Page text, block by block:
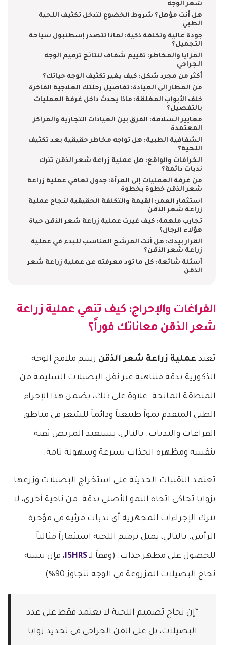
شعر الوجه
هل أنت مؤهل؟ شروط الخضوع لتدخل تكثيف اللحية
الطبي
جودة عالية وتكلفة ذكية: لماذا تتصدر إسطنبول سياحة
التجميل؟
المزايا والمخاطر: تقييم شفاف لنتائج ترميم الوجه
الجراحي
أكثر من مجرد شكل: كيف يغير تكثيف الوجه حياتك؟
من المطار إلى العيادة: تفاصيل رحلتك العلاجية الفاخرة
خلف الأبواب المغلقة: ماذا يحدث داخل غرفة العمليات
بالتفصيل؟
معايير السلامة: الفرق بين العيادات التجارية والمراكز
المعتمدة
الشفافية الطبية: هل تواجه مخاطر حقيقية بعد تكثيف
اللحية؟
الخرافات والواقع: هل عملية زراعة شعر الذقن تترك
ندبات دائمة؟
من غرفة العمليات إلى المرآة: جدول تعافي عملية زراعة
شعر الذقن خطوة بخطوة
استثمار العمر: القيمة والتكلفة الحقيقية لنجاح عملية
زراعة شعر الذقن
تجارب ملهمة: كيف غيرت عملية زراعة شعر الذقن حياة
هؤلاء الرجال؟
القرار بيدك: هل أنت المرشح المناسب للبدء في عملية
زراعة شعر الذقن؟
أسئلة شائعة: كل ما تود معرفته عن عملية زراعة شعر
الذقن
الفراغات والإحراج: كيف تنهيعملية زراعة
شعر الذقن معاناتك فوراً؟
تعيد عملية زراعة شعر الذقن رسم ملامح الوجه
الذكورية بدقة متناهية عبر نقل البصيلات السليمة من
المنطقة المانحة. علاوة على ذلك، يضمن هذا الإجراء
الطبي المتقدم نمواً طبيعياً ودائماً للشعر في مناطق
الفراغات والندبات. بالتالي، يستعيد المريض ثقته
بنفسه ومظهره الجذاب بسرعة وسهولة تامة.
تعتمد التقنيات الحديثة على استخراج البصيلات وزرعها
بزوايا تحاكي اتجاه النمو الأصلي بدقة. من ناحية أخرى، لا
تترك الإجراءات المجهرية أي ندبات مرئية في مؤخرة
الرأس. بالتالي، يمثل ترميم اللحية استثماراً مثالياً
للحصول على مظهر جذاب. (وفقاً لـISHRS، فإن نسبة
نجاح البصيلات المزروعة في الوجه تتجاوز 90%).
“إن نجاح تصميم اللحية لا يعتمد فقط على عدد
البصيلات، بل على الفن الجراحي في تحديد زوايا